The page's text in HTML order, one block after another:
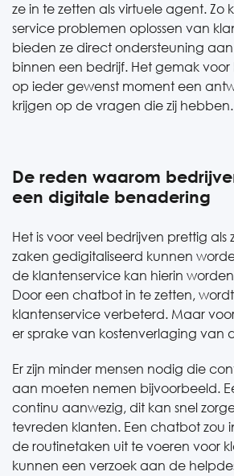
ze in te zetten als virtuele agent. Zo
service problemen oplossen van
bieden ze direct ondersteuning
binnen een bedrijf. Het gemak voor
op ieder gewenst moment een
krijgen op de vragen die zij hebben.
De reden waarom
een digitale benadering
Het is voor veel bedrijven prettig als
zaken gedigitaliseerd kunnen
de klantenservice kan hierin
Door een chatbot in te zetten,
klantenservice verbeterd. Maar
er sprake van kostenverlaging van
Er zijn minder mensen nodig die
aan moeten nemen bijvoorbeeld.
continu aanwezig, dit kan snel
tevreden klanten. Een chatbot zou
de routinetaken uit te voeren voor
kunnen een verzoek aan de